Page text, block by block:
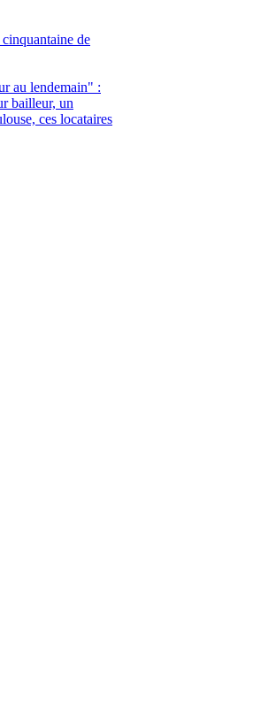
de
au lendemain" :
bailleur, un
ces locataires